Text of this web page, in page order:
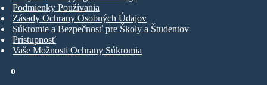
o
Podmienky Používania
Zásady Ochrany Osobných Údajov
Súkromie a Bezpečnosť pre Školy a Študentov
Prístupnosť
Vaše Možnosti Ochrany Súkromia